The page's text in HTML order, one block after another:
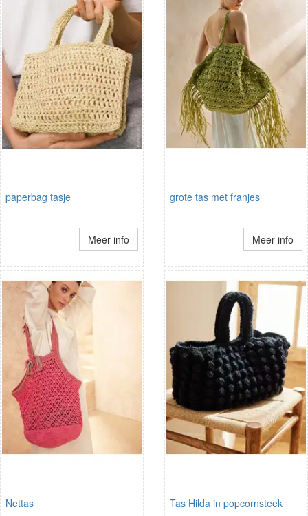
paperbag tasje
Meer info
grote tas met franjes
Meer info
Nettas Tas Hilda in popcornsteek